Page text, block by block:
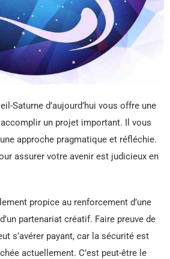
Saturne d’aujourd’hui vous offre une
un projet important. Il vous
approche pragmatique et réfléchie.
assurer votre avenir est judicieux en
propice au renforcement d’une
partenariat créatif. Faire preuve de
s’avérer payant, car la sécurité est
actuellement. C’est peut-être le